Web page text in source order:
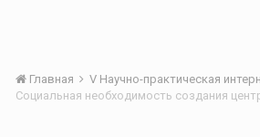
Главная
Cоциальная необходимость создания